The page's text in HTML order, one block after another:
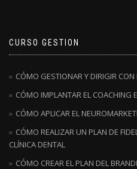
CURSO GESTION
CÓMO GESTIONAR Y DIRIGIR
CÓMO IMPLANTAR EL COACHING
CÓMO APLICAR EL
CÓMO REALIZAR UN PLAN DE
CLÍNICA DENTAL
CÓMO CREAR EL PLAN DEL